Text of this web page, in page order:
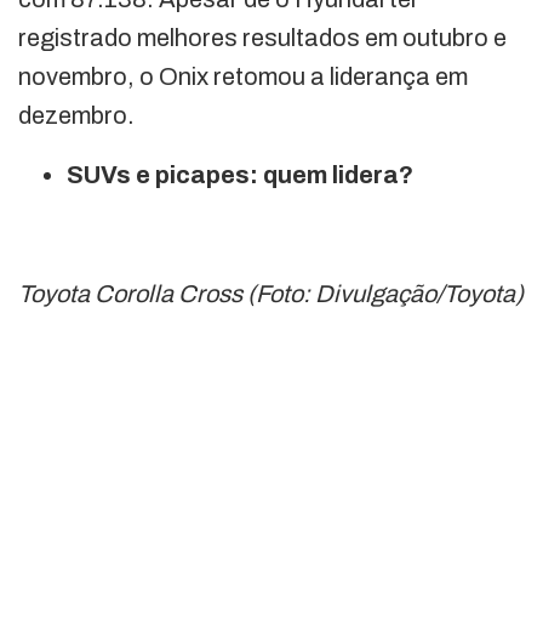
registrado melhores resultados em outubro e
novembro, o Onix retomou a liderança em
dezembro.
SUVs e picapes: quem lidera?
Toyota Corolla Cross (Foto: Divulgação/Toyota)